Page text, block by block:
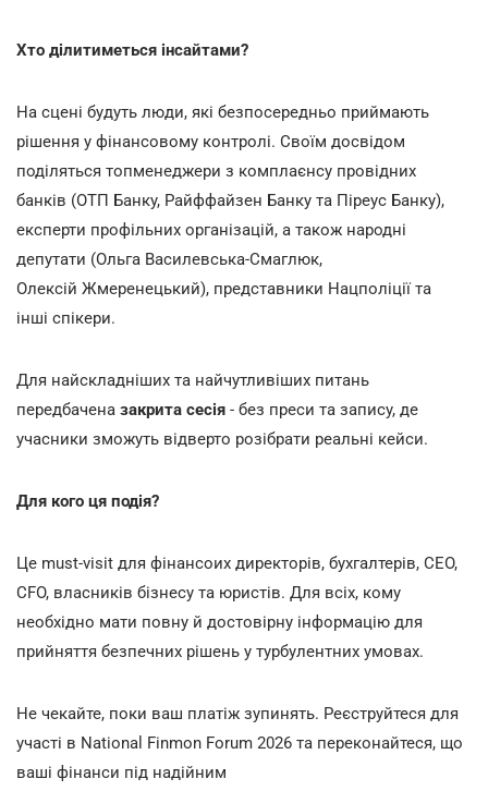
Хто ділитиметься інсайтами?
На сцені будуть люди, які безпосередньо приймають
рішення у фінансовому контролі. Своїм досвідом
поділяться топменеджери з комплаєнсу провідних
банків (ОТП Банку, Райффайзен Банку та Піреус Банку),
експерти профільних організацій, а також народні
депутати (Ольга Василевська-Смаглюк,
Олексій Жмеренецький), представники Нацполіції та
інші спікери.
Для найскладніших та найчутливіших питань
передбачена закрита сесія - без преси та запису, де
учасники зможуть відверто розібрати реальні кейси.
Для кого ця подія?
Це must-visit для фінансоих директорів, бухгалтерів, CEO,
CFO, власників бізнесу та юристів. Для всіх, кому
необхідно мати повну й достовірну інформацію для
прийняття безпечних рішень у турбулентних умовах.
Не чекайте, поки ваш платіж зупинять. Реєструйтеся для
участі в National Finmon Forum 2026 та переконайтеся, що
ваші фінанси під надійним